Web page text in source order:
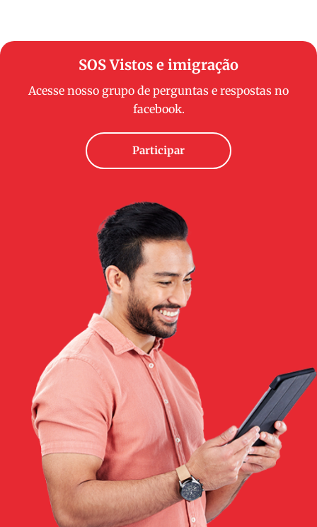
SOS Vistos e imigração
Acesse nosso grupo de perguntas e respostas no
facebook.
Participar